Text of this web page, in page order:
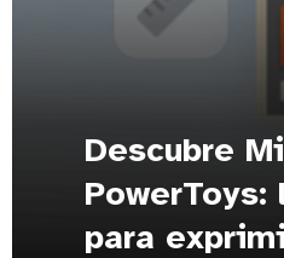
Descubre
para